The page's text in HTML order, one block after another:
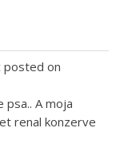
posted on
psa.. A moja
renal konzerve